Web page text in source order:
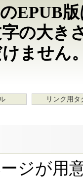
のEPUB
の大き
ません
リンク用タ
ジが用